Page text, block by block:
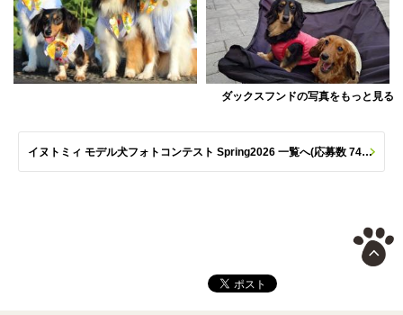
ダックスフンドの写真をもっと見る
イヌトミィ モデル犬フォトコンテスト Spring2026 一覧へ(応募数 747枚)